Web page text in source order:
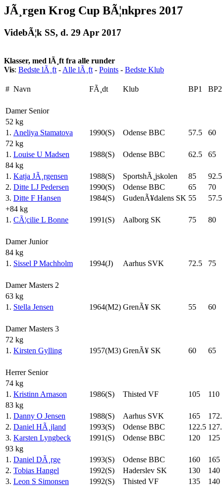
JÃ¸rgen Krog Cup BÃ¦nkpres 2017
VidebÃ¦k SS, d. 29 Apr 2017
Klasser, med lÃ¸ft fra alle runder
Vis: Bedste lÃ¸ft - Alle lÃ¸ft - Points - Bedste Klub
# Navn FÃ¸dt Klub BP1 BP2
Damer Senior
52 kg
1. Aneliya Stamatova 1990(S) Odense BBC 57.5
60
72 kg
1. Louise U Madsen 1988(S) Odense BBC 62.5
65
84 kg
1. Katja JÃ¸rgensen 1988(S) SportshÃ¸jskolen 85
92.5
2. Ditte LJ Pedersen 1990(S) Odense BBC 65
70
3. Ditte F Hansen 1984(S) GudenÃ¥dalens SK 55
57.5
+84 kg
1. CÃ¦cilie L Bonne 1991(S) Aalborg SK 75 80
Damer Junior
84 kg
1. Sissel P Machholm 1994(J) Aarhus SVK 72.5 75
Damer Masters 2
63 kg
1. Stella Jensen 1964(M2) GrenÃ¥ SK 55 60
Damer Masters 3
72 kg
1. Kirsten Gylling 1957(M3) GrenÃ¥ SK 60 65
Herrer Senior
74 kg
1. Kristinn Arnason 1986(S) Thisted VF 105
110
83 kg
1. Danny O Jensen 1988(S) Aarhus SVK 165
2. Daniel HÃ¸jland 1993(S) Odense BBC 122.5
3. Karsten Lyngbeck 1991(S) Odense BBC 120
125
93 kg
1. Daniel DÃ¸rge 1993(S) Odense BBC 160
165
2. Tobias Hangel 1992(S) Haderslev SK 130
140
3. Leon S Simonsen 1992(S) Thisted VF 135
140